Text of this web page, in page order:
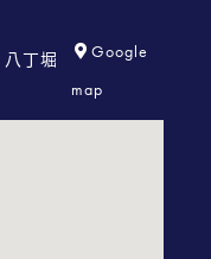
八丁堀
Google
map